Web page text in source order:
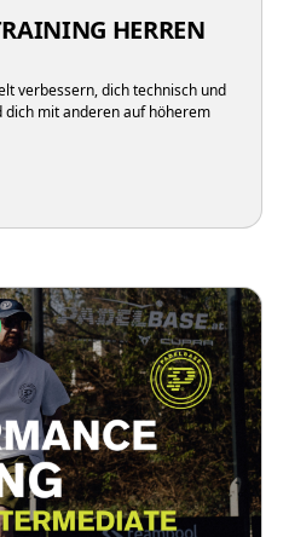
HERREN
verbessern, dich technisch und
mit anderen auf höherem